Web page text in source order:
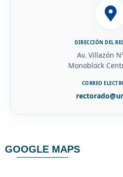
DIRECCIÓN DEL
Av. Villazón
Monoblock
CORREO
GOOGLE MAPS